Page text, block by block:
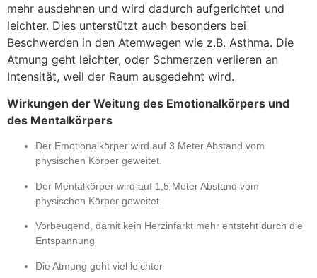
mehr ausdehnen und wird dadurch aufgerichtet und
leichter. Dies unterstützt auch besonders bei
Beschwerden in den Atemwegen wie z.B. Asthma. Die
Atmung geht leichter, oder Schmerzen verlieren an
Intensität, weil der Raum ausgedehnt wird.
Wirkungen der Weitung des Emotionalkörpers und
des Mentalkörpers
Der Emotionalkörper wird auf 3 Meter Abstand vom
physischen Körper geweitet.
Der Mentalkörper wird auf 1,5 Meter Abstand vom
physischen Körper geweitet.
Vorbeugend, damit kein Herzinfarkt mehr entsteht durch die
Entspannung
Die Atmung geht viel leichter